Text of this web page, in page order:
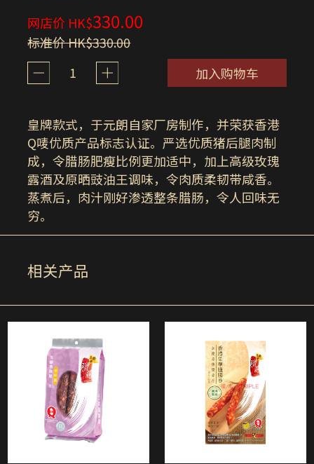
网店价 HK$330.00
标准价 HK$330.00
1
加入购物车
皇牌款式，于元朗自家厂房制作，并荣获香港
Q唛优质产品标志认证。严选优质猪后腿肉制
成，令腊肠肥瘦比例更加适中，加上高级玫瑰
露酒及原晒豉油王调味，令肉质柔韧带咸香。
蒸煮后，肉汁刚好渗透整条腊肠，令人回味无
穷。
相关产品